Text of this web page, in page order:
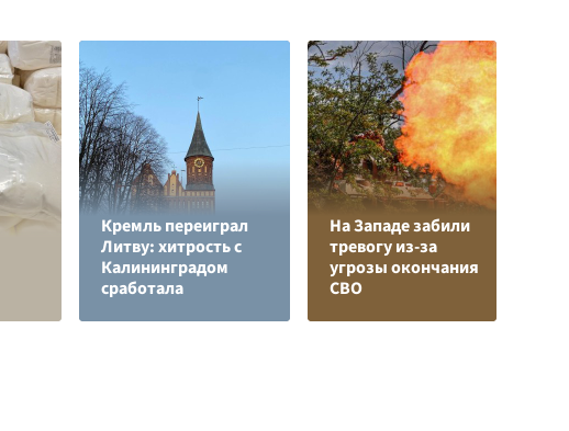
Кремль переиграл
Литву: хитрость с
Калининградом
сработала
На Западе забили
тревогу из-за
угрозы окончания
СВО